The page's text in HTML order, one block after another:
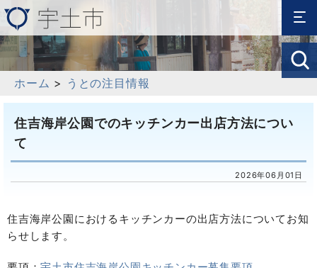
ホーム > うとの注目情報
住吉海岸公園でのキッチンカー出店方法につい
て
2026年06月01日
住吉海岸公園におけるキッチンカーの出店方法についてお知
らせします。